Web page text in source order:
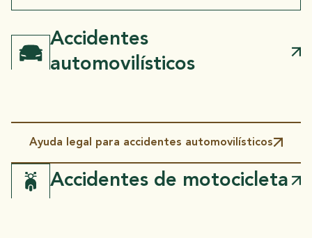
ACCIDENTES AUTOMOVILÍSTICOS
ACCIDENTES DE MOTOCICLETA
Accidentes
automovilísticos
Ayuda legal para accidentes automovilísticos
Accidentes de motocicleta